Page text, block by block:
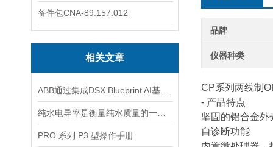
备件包CNA-89.157.012
相关文章
PRO 系列 P3 型操作手册
品牌
仪器种类
CP系列两线制
- 产品特点
坚固的铝合金外
自诊断功能